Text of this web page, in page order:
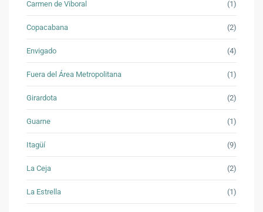
Carmen de Viboral (1)
Copacabana (2)
Envigado (4)
Fuera del Área Metropolitana (1)
Girardota (2)
Guarne (1)
Itagüí (9)
La Ceja (2)
La Estrella (1)